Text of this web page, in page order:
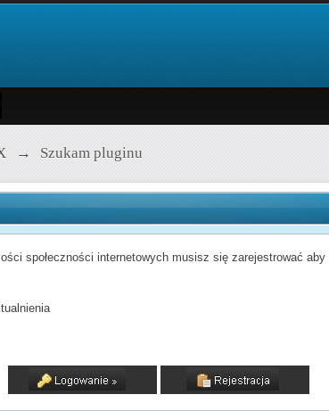
→ Szukam pluginu
społeczności internetowych musisz się zarejestrować